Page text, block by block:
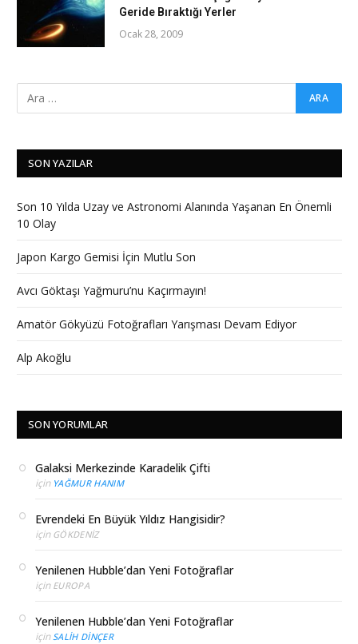
Geride Bıraktığı Yerler
Ocak 28, 2009
SON YAZILAR
Son 10 Yılda Uzay ve Astronomi Alanında Yaşanan En Önemli
10 Olay
Japon Kargo Gemisi İçin Mutlu Son
Avcı Göktaşı Yağmuru’nu Kaçırmayın!
Amatör Gökyüzü Fotoğrafları Yarışması Devam Ediyor
Alp Akoğlu
SON YORUMLAR
Galaksi Merkezinde Karadelik Çifti
için YAĞMUR HANIM
Evrendeki En Büyük Yıldız Hangisidir?
için GÖKDENIZ
Yenilenen Hubble’dan Yeni Fotoğraflar
için EUROPA
Yenilenen Hubble’dan Yeni Fotoğraflar
için SALIH DINÇER